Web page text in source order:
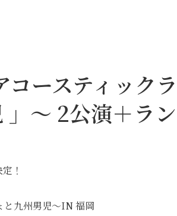
コースティック
〜 2公演＋ラ
！
九州男児〜IN 福岡